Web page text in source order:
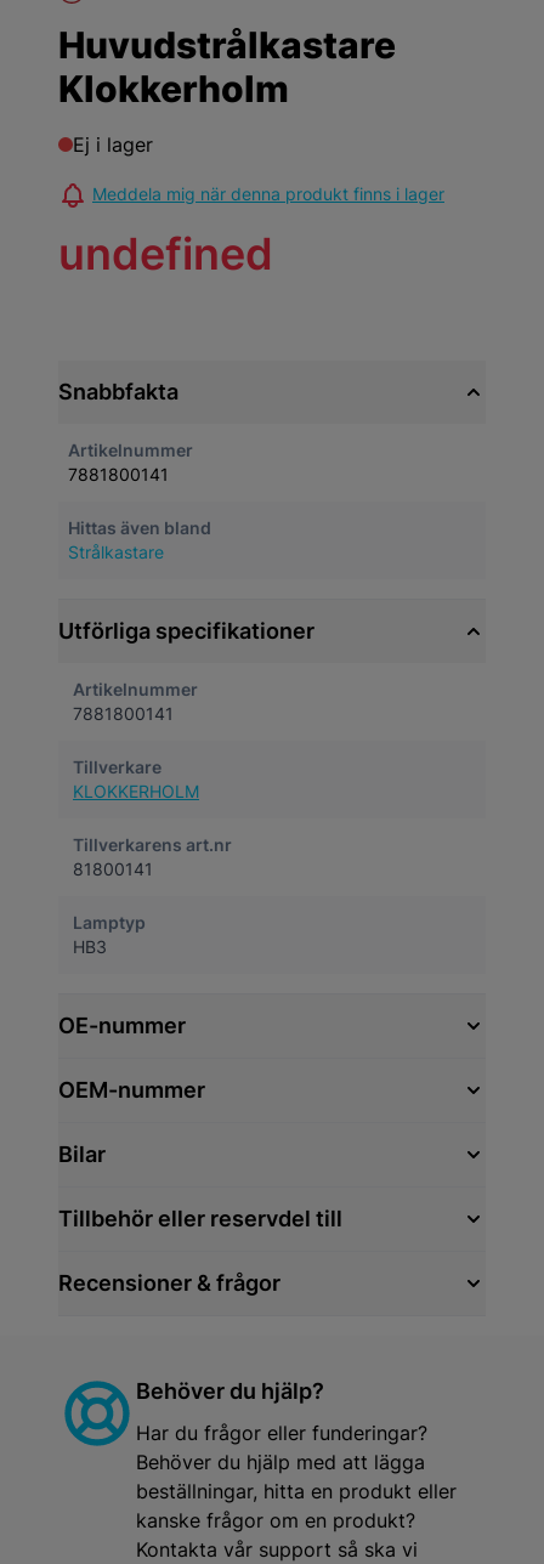
Huvudstrålkastare
Klokkerholm
Ej i lager
Meddela mig när denna produkt finns i lager
undefined
Snabbfakta
Artikelnummer
7881800141
Hittas även bland
Strålkastare
Utförliga specifikationer
Artikelnummer
7881800141
Tillverkare
KLOKKERHOLM
Tillverkarens art.nr
81800141
Lamptyp
HB3
OE-nummer
OEM-nummer
Bilar
Tillbehör eller reservdel till
Recensioner & frågor
Behöver du hjälp?
Har du frågor eller funderingar?
Behöver du hjälp med att lägga
beställningar, hitta en produkt eller
kanske frågor om en produkt?
Kontakta vår support så ska vi